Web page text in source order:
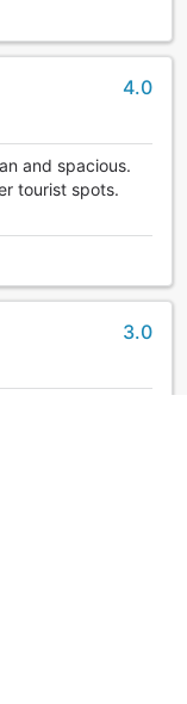
4.0
and spacious.
tourist spots.
3.0